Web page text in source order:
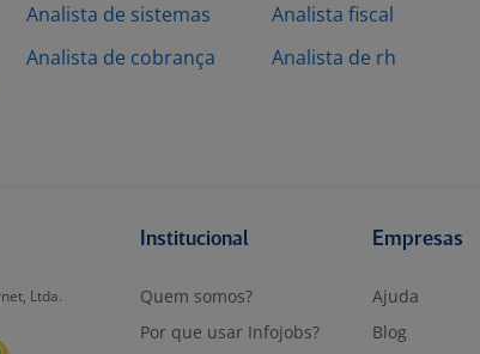
Analista de sistemas
Analista de cobrança
Analista fiscal
Analista de rh
Ltda.
Institucional
Quem somos?
Por que usar Infojobs?
Empresas
Ajuda
Blog